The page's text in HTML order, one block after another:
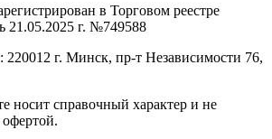
в Торговом реестре
21.05.2025 г. №749588
г. Минск, пр-т Независимости 76,
носит справочный характер и не